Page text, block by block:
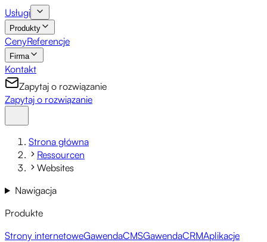
Usługi
Produkty
CenyReferencje
Firma
Kontakt
Zapytaj o rozwiązanie
Zapytaj o rozwiązanie
Strona główna
Ressourcen
Websites
Nawigacja
Produkte
Strony internetoweGawendaCMSGawendaCRMAplikacje